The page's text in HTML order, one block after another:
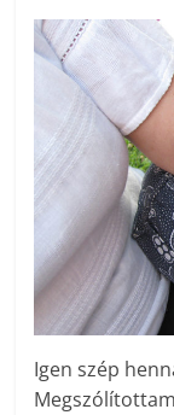
Igen szép